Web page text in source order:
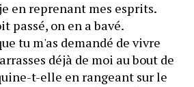
en reprenant mes esprits.
passé, on en a bavé.
tu m'as demandé de vivre
déjà de moi au bout de
t-elle en rangeant sur le